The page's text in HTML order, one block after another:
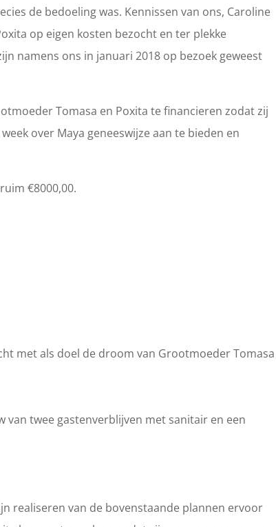
de bedoeling was. Kennissen van ons, Caroline
op eigen kosten bezocht en ter plekke
namens ons in januari 2018 op bezoek geweest
Tomasa en Poxita te financieren zodat zij
over Maya geneeswijze aan te bieden en
€8000,00.
met als doel de droom van Grootmoeder Tomasa
van twee gastenverblijven met sanitair en een
realiseren van de bovenstaande plannen ervoor